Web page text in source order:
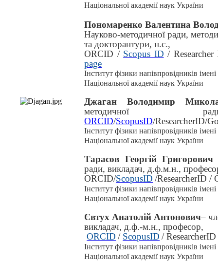
Національної академії наук України
Пономаренко Валентина
Науково-методичної ради,
та докторантури, н.с.,
ORCID / Scopus ID /
page
Інститут фізики напівпровідників
Національної академії наук України
Джаган Володимир
методичної
ORCID/ScopusID/ResearcherID/
Інститут фізики напівпровідників
Національної академії наук України
Тарасов Георгій Григорович
ради,викладач, д.ф.м.н.,
ORCID/ScopusID /ResearcherID /
Інститут фізики напівпровідників
Національної академії наук України
Євтух Анатолій Антонович–
викладач, д.ф.-м.н., професор,
ORCID / ScopusID /
Інститут фізики напівпровідників
Національної академії наук України